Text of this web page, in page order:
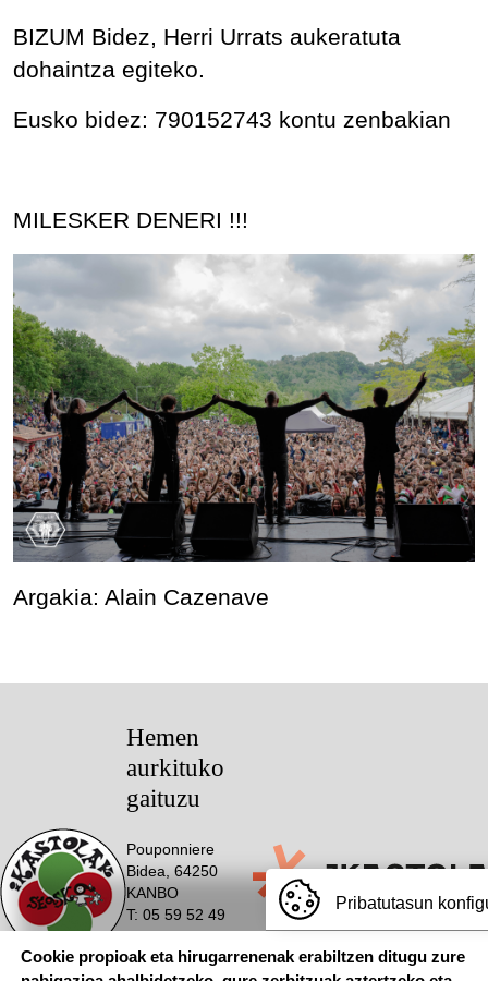
BIZUM Bidez, Herri Urrats aukeratuta
dohaintza egiteko.
Eusko bidez: 790152743 kontu zenbakian
MILESKER DENERI !!!
IRUDIA
Argakia: Alain Cazenave
Hemen
aurkituko
gaituzu
Pouponniere
Bidea, 64250
KANBO
T: 05 59 52 49
52 88 87
Pribatutasun
Cookie propioak eta hirugarrenenak erabiltzen ditugu zure